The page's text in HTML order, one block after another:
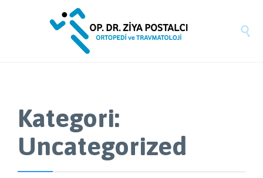

Kategori:
Uncategorized